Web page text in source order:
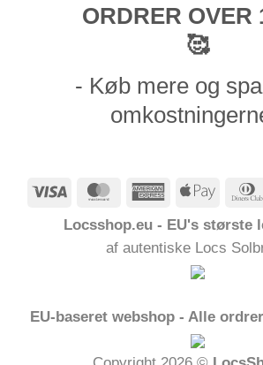
ORDRER OVER
🥰
- Køb mere og
Visum MasterCardAmericanApple
Locsshop.eu - EU's største
af autentiske Locs
EU-baseret webshop - Alle